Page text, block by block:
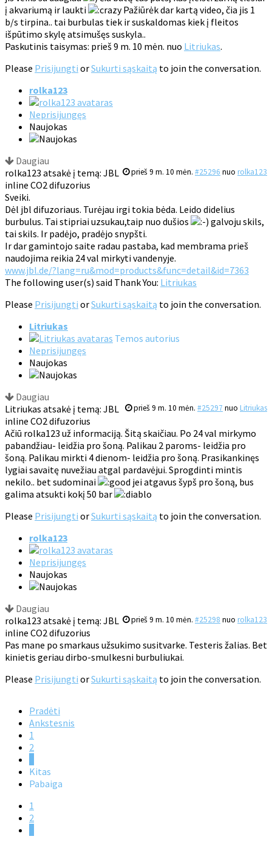
į akvariumą ir laukti
Pažiūrėk dar kartą video, čia jis 1
b/s tirpina.. tai burbulas tiek ir suskaldomas kiek į fleitos
išpūtimo skylę atsimušęs suskyla..
Paskutinis taisymas: prieš 9 m. 10 mėn. nuo Litriukas.
Please Prisijungti orSukurti sąskaitą to join the conversation.
rolka123
Neprisijungęs
Naujokas
Daugiau
prieš 9 m. 10 mėn. #25296 nuo rolka123
rolka123 atsakė į temą: JBL
inline CO2 difuzorius
Sveiki.
Dėl jbl difuzoriaus. Turėjau irgi tokia bėda. Leido didelius
burbulus. Tai stipriai uzsukau,taip nuo dušios
galvoju skils,
tai skils. Ir padėjo, pradėjo snypšti.
Ir dar gamintojo saite radau pastaba, kad membrama prieš
naudojima reikia 24 val mirkyti vandenyje.
www.jbl.de/?lang=ru&mod=products&func=detail&id=7363
The following user(s) said Thank You: Litriukas
Please Prisijungti orSukurti sąskaitą to join the conversation.
Litriukas
Temos autorius
Neprisijungęs
Naujokas
Daugiau
prieš 9 m. 10 mėn. #25297 nuo Litriukas
Litriukas atsakė į temą: JBL
inline CO2 difuzorius
Ačiū rolka123 už informaciją. Šitą skaičiau. Po 24 val mirkymo
pabandžiau- leidžia pro šoną. Palikau 2 paroms- leidžia pro
šoną. Palikau mirkti 4 dienom- leidžia pro šoną. Prasikankinęs
lygiai savaitę nuvežiau atgal pardavėjui. Sprogdinti mintis
nekilo.. bet sudominai
jei atgavus šypš pro šoną, bus
galima atsukti kokį 50 bar
Please Prisijungti orSukurti sąskaitą to join the conversation.
rolka123
Neprisijungęs
Naujokas
Daugiau
prieš 9 m. 10 mėn. #25298 nuo rolka123
rolka123 atsakė į temą: JBL
inline CO2 difuzorius
Pas mane po smarkaus užsukimo susitvarke. Testeris žalias. Bet
kinietis geriau dirbo-smulkesni burbuliukai.
Please Prisijungti orSukurti sąskaitą to join the conversation.
Pradėti
Ankstesnis
1
2
Kitas
Pabaiga
1
2